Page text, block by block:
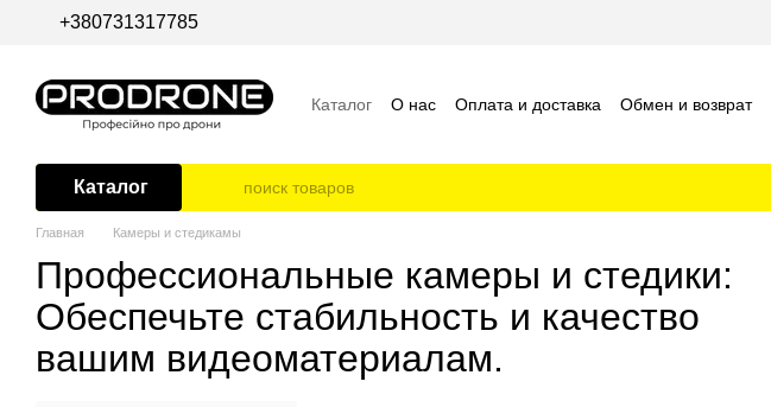
Перейти к основному контенту
+380731317785
Каталог О нас Оплата и доставка Обмен и возврат
Каталог
Главная Камеры и стедикамы
Профессиональные камеры и стедики:
Обеспечьте стабильность и качество
вашим видеоматериалам.